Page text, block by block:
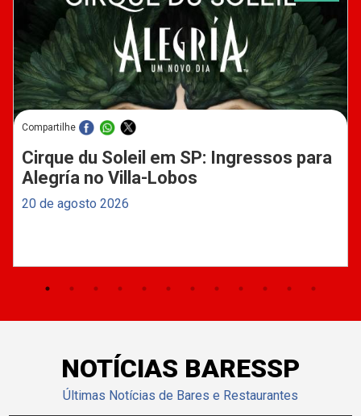
Compartilhe
Cirque du Soleil em SP: Ingressos para
Alegría no Villa-Lobos
20 de agosto 2026
NOTÍCIAS BARESSP
Últimas Notícias de Bares e Restaurantes